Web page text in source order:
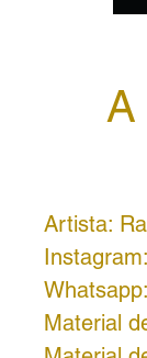
A
Artista:
Material